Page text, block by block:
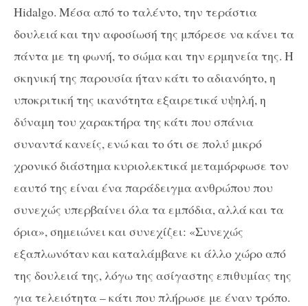
Hidalgo. Μέσα από το ταλέντο, την τεράστια
δουλειά και την αφοσίωσή της μπόρεσε να κάνει τα
πάντα με τη φωνή, το σώμα και την ερμηνεία της. Η
σκηνική της παρουσία ήταν κάτι το αδιανόητο, η
υποκριτική της ικανότητα εξαιρετικά υψηλή, η
δύναμη του χαρακτήρα της κάτι που σπάνια
συναντά κανείς, ενώ και το ότι σε πολύ μικρό
χρονικό διάστημα κυριολεκτικά μεταμόρφωσε τον
εαυτό της είναι ένα παράδειγμα ανθρώπου που
συνεχώς υπερβαίνει όλα τα εμπόδια, αλλά και τα
όρια», σημειώνει και συνεχίζει: «Συνεχώς
εξαπλωνόταν και καταλάμβανε κι άλλο χώρο από
της δουλειά της, λόγω της ασίγαστης επιθυμίας της
για τελειότητα – κάτι που πλήρωσε με έναν τρόπο.